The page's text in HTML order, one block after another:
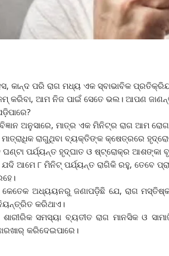
କାନ୍ଦ ପରି ରାଗ ମଧ୍ୟ ଏକ ସ୍ବାଭାବିକ
କରିବା, ଆମ ନିଜ ପାଇଁ ସେତେ ଭଲ। ଆପଣ
ଅନୁସାରେ, ମାତ୍ର ଏକ ମିନିଟ୍‌ର ରାଗ ଆମ
ମାତ୍ରାଧିକ ରାଗୁଥିବା ବ୍ୟକ୍ତିଙ୍କ କ୍ଷେତ୍ରରେ
ଘଣ୍ଟା ପର୍ଯ୍ୟନ୍ତ ହୃଦ୍‌ଘାତ ଓ ଷ୍ଟ୍ରୋକ୍‌ର ଆଶଙ୍କା
ଯଦି ଆମେ ୮ ମିନିଟ୍‌ ପର୍ଯ୍ୟନ୍ତ ରାଗିକି ରହୁ, ତେବେ
କେତେକ ଅଧ୍ୟୟନରୁ ଜଣାପଡ଼ିଛି ଯେ, ରାଗ
କରିଥାଏ।
ଶାରୀରିକ ସମସ୍ୟା ବ୍ୟତୀତ ରାଗ ମାନସିକ ଓ
କରିଦେଇପାରେ।